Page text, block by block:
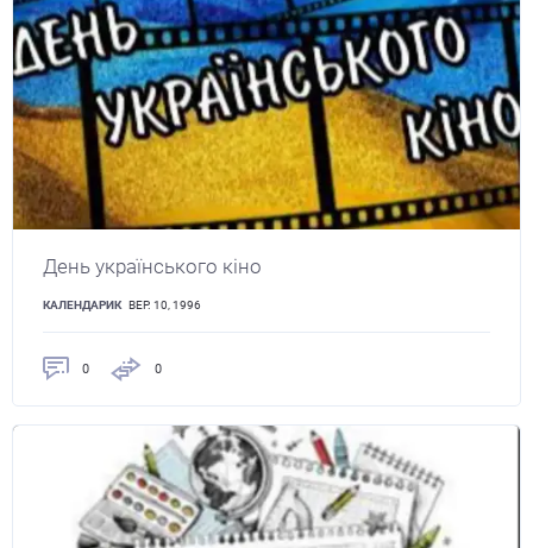
День українського кіно
КАЛЕНДАРИК ВЕР. 10, 1996
0 0